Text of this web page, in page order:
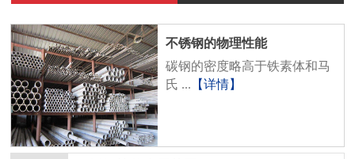
不锈钢的物理性能
碳钢的密度略高于铁素体和马
氏 ... 【详情】